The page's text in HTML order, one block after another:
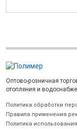
Оптово-розничная
отопления и
Политика обработки
Правила применения
Политика